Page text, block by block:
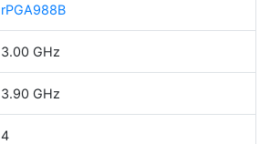
rPGA988B
3.00 GHz
3.90 GHz
4